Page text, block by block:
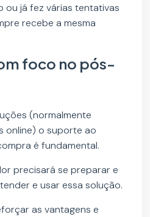
ou já fez várias tentativas
recebe a mesma
foco no pós-
(normalmente
online) o suporte ao
é fundamental.
precisará se preparar e
e usar essa solução.
as vantagens e